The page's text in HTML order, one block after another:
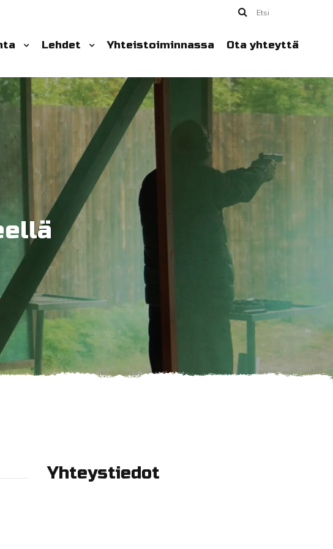
Etsi
Lehdet Yhteistoiminnassa Ota yhteyttä
Yhteystiedot